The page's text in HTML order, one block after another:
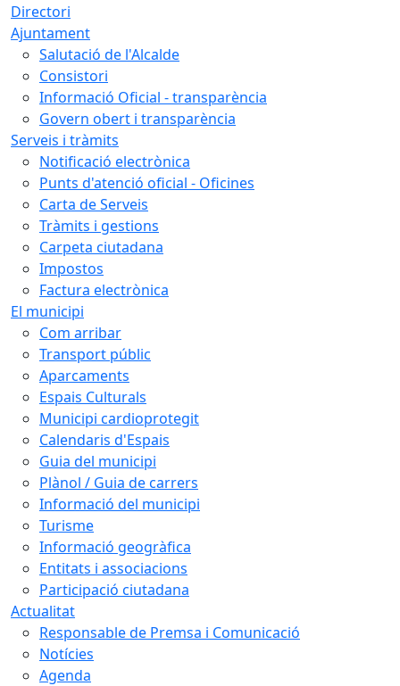
Directori
Ajuntament
Salutació de l'Alcalde
Consistori
Informació Oficial - transparència
Govern obert i transparència
Serveis i tràmits
Notificació electrònica
Punts d'atenció oficial - Oficines
Carta de Serveis
Tràmits i gestions
Carpeta ciutadana
Impostos
Factura electrònica
El municipi
Com arribar
Transport públic
Aparcaments
Espais Culturals
Municipi cardioprotegit
Calendaris d'Espais
Guia del municipi
Plànol / Guia de carrers
Informació del municipi
Turisme
Informació geogràfica
Entitats i associacions
Participació ciutadana
Actualitat
Responsable de Premsa i Comunicació
Notícies
Agenda